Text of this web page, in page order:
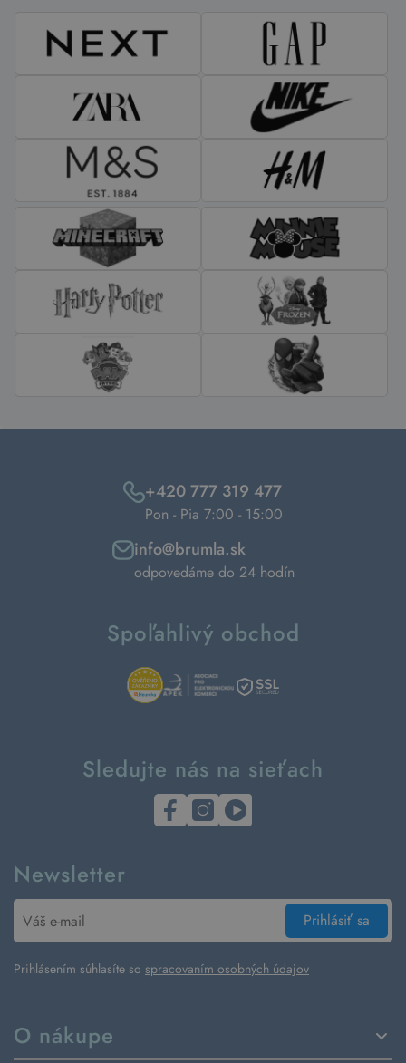
O nákupe
+420 777 319 477
Pon - Pia 7:00 - 15:00
info@brumla.sk
odpovedáme do 24 hodín
Spoľahlivý obchod
Sledujte nás na sieťach
Newsletter
Prihlásiť sa
Prihlásením súhlasíte so spracovaním osobných údajov